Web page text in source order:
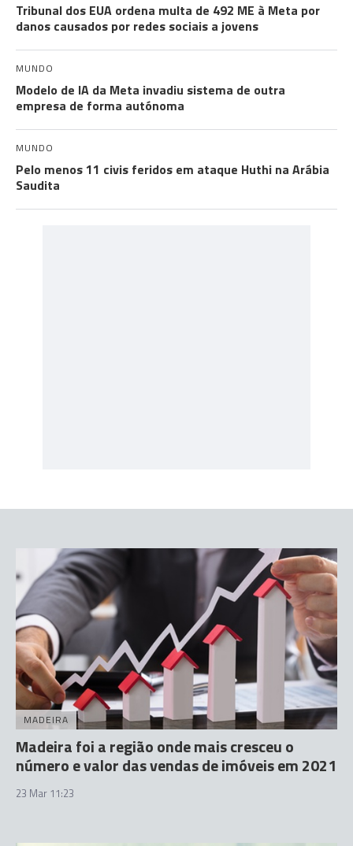
Tribunal dos EUA ordena multa de 492 ME à Meta por
danos causados por redes sociais a jovens
MUNDO
Modelo de IA da Meta invadiu sistema de outra
empresa de forma autónoma
MUNDO
Pelo menos 11 civis feridos em ataque Huthi na Arábia
Saudita
MADEIRA
Madeira foi a região onde mais cresceu o
número e valor das vendas de imóveis em 2021
23 Mar 11:23